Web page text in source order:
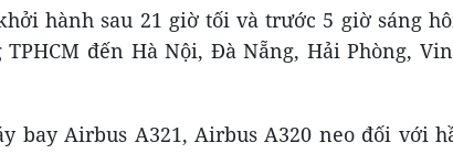
hành sau 21 giờ tối và trước 5 giờ sáng
đến Hà Nội, Đà Nẵng, Hải Phòng,
bay Airbus A321, Airbus A320 neo đối với